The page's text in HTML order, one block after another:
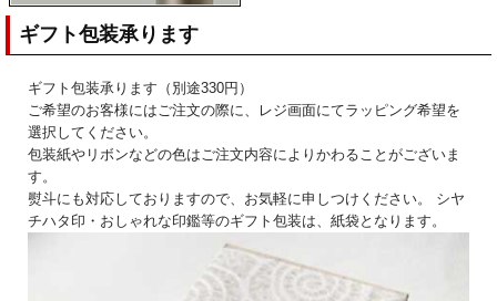
ギフト包装承ります
ギフト包装承ります（別途330円）
ご希望のお客様にはご注文の際に、レジ画面にてラッピング希望を
選択してください。
包装紙やリボンなどの色はご注文内容によりかわることがございま
す。
熨斗にも対応しておりますので、お気軽に申しつけください。 シヤ
チハタ印・おしゃれな印鑑等のギフト包装は、紙袋となります。